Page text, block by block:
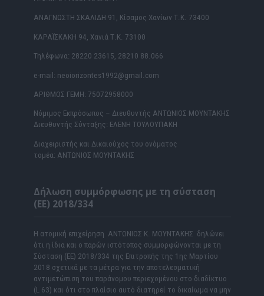
ΑΝΑΓΝΩΣΤΗ ΣΚΑΛΙΔΗ 91, Κίσαμος Χανίων Τ.Κ. 73400
ΚΑΡΑΪΣΚΑΚΗ 94, Χανιά Τ.Κ. 73100
Τηλέφωνα: 28220 23615, 28210 88.066
e-mail: neoiorizontes1992@gmail.com
ΑΡΙΘΜΟΣ ΓΕΜΗ: 75072958000
Νόμιμος Εκπρόσωπος – Διευθυντής ΑΝΤΩΝΙΟΣ ΜΟΥΝΤΑΚΗΣ
Διευθυντής Σύνταξης: ΕΛΕΝΗ ΤΟΥΛΟΥΠΑΚΗ
Διαχειριστής και Δικαιούχος του ονόματος
τομέα: ΑΝΤΩΝΙΟΣ ΜΟΥΝΤΑΚΗΣ
Δήλωση συμμόρφωσης με τη σύσταση
(ΕΕ) 2018/334
Η ατομική επιχείρηση ΑΝΤΩΝΙΟΣ Κ. ΜΟΥΝΤΑΚΗΣ δηλώνει
ότι η ίδια και ο παρών ιστότοπος συμμορφώνονται με τη
Σύσταση (ΕΕ) 2018/334 της Επιτροπής της 1ης Μαρτίου
2018 σχετικά με τα μέτρα για την αποτελεσματική
αντιμετώπιση του παράνομου περιεχομένου στο διαδίκτυο
(L 63) και ότι στο πλαίσιο αυτό διατηρεί το δικαίωμα να μην